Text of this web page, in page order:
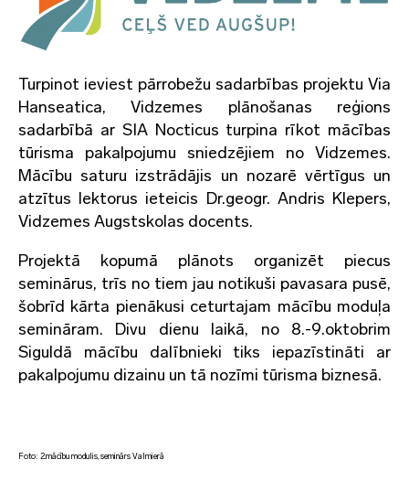
Turpinot ieviest pārrobežu sadarbības projektu Via
Hanseatica, Vidzemes plānošanas reģions
sadarbībā ar SIA Nocticus turpina rīkot mācības
tūrisma pakalpojumu sniedzējiem no Vidzemes.
Mācību saturu izstrādājis un nozarē vērtīgus un
atzītus lektorus ieteicis Dr.geogr. Andris Klepers,
Vidzemes Augstskolas docents.
Projektā kopumā plānots organizēt piecus
seminārus, trīs no tiem jau notikuši pavasara pusē,
šobrīd kārta pienākusi ceturtajam mācību moduļa
semināram. Divu dienu laikā, no 8.-9.oktobrim
Siguldā mācību dalībnieki tiks iepazīstināti ar
pakalpojumu dizainu un tā nozīmi tūrisma biznesā.
Foto: 2.mācību modulis, seminārs Valmierā